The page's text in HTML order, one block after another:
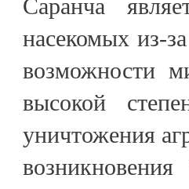
Саранча
насекомых из-
возможности
высокой
уничтожения